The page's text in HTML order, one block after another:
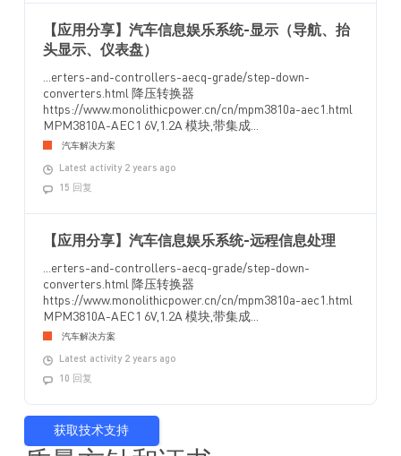
【应用分享】汽车信息娱乐系统-显示（导航、抬
头显示、仪表盘）
...erters-and-controllers-aecq-grade/step-down-
converters.html 降压转换器
https://www.monolithicpower.cn/cn/mpm3810a-aec1.html
MPM3810A-AEC1 6V,1.2A 模块,带集成...
汽车解决方案
Latest activity 2 years ago
15 回复
【应用分享】汽车信息娱乐系统-远程信息处理
...erters-and-controllers-aecq-grade/step-down-
converters.html 降压转换器
https://www.monolithicpower.cn/cn/mpm3810a-aec1.html
MPM3810A-AEC1 6V,1.2A 模块,带集成...
汽车解决方案
Latest activity 2 years ago
10 回复
获取技术支持